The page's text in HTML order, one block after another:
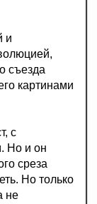
и
съезда
картинами
с
Но и он
среза
Но только
не